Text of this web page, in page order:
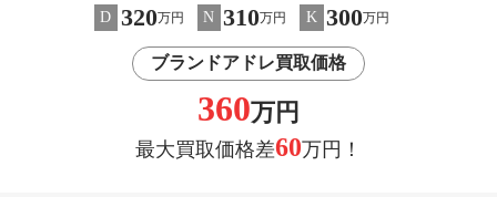
D 320万円 N 310万円 K 300万円
ブランドアドレ買取価格
360万円
最大買取価格差60万円！